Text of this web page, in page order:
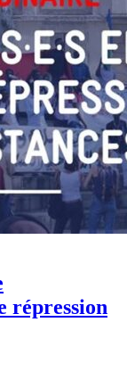
répression